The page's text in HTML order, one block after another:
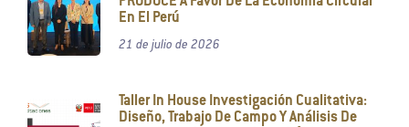
En El Perú
21 de julio de 2026
Taller In House Investigación Cualitativa:
Diseño, Trabajo De Campo Y Análisis De